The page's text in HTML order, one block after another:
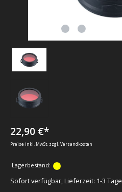
22,90 €*
Preise inkl. MwSt. zzgl. Versandkosten
Lagerbestand:
Sofort verfügbar, Lieferzeit: 1-3 Tage